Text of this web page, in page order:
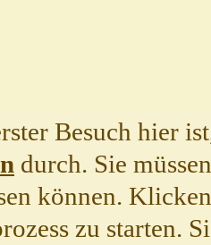
Besuch hier
durch. Sie
können.
zu starten.